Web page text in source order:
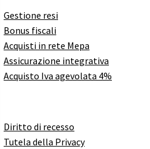
Gestione resi
Bonus fiscali
Acquisti in rete Mepa
Assicurazione integrativa
Acquisto Iva agevolata 4%
Diritto di recesso
Tutela della Privacy